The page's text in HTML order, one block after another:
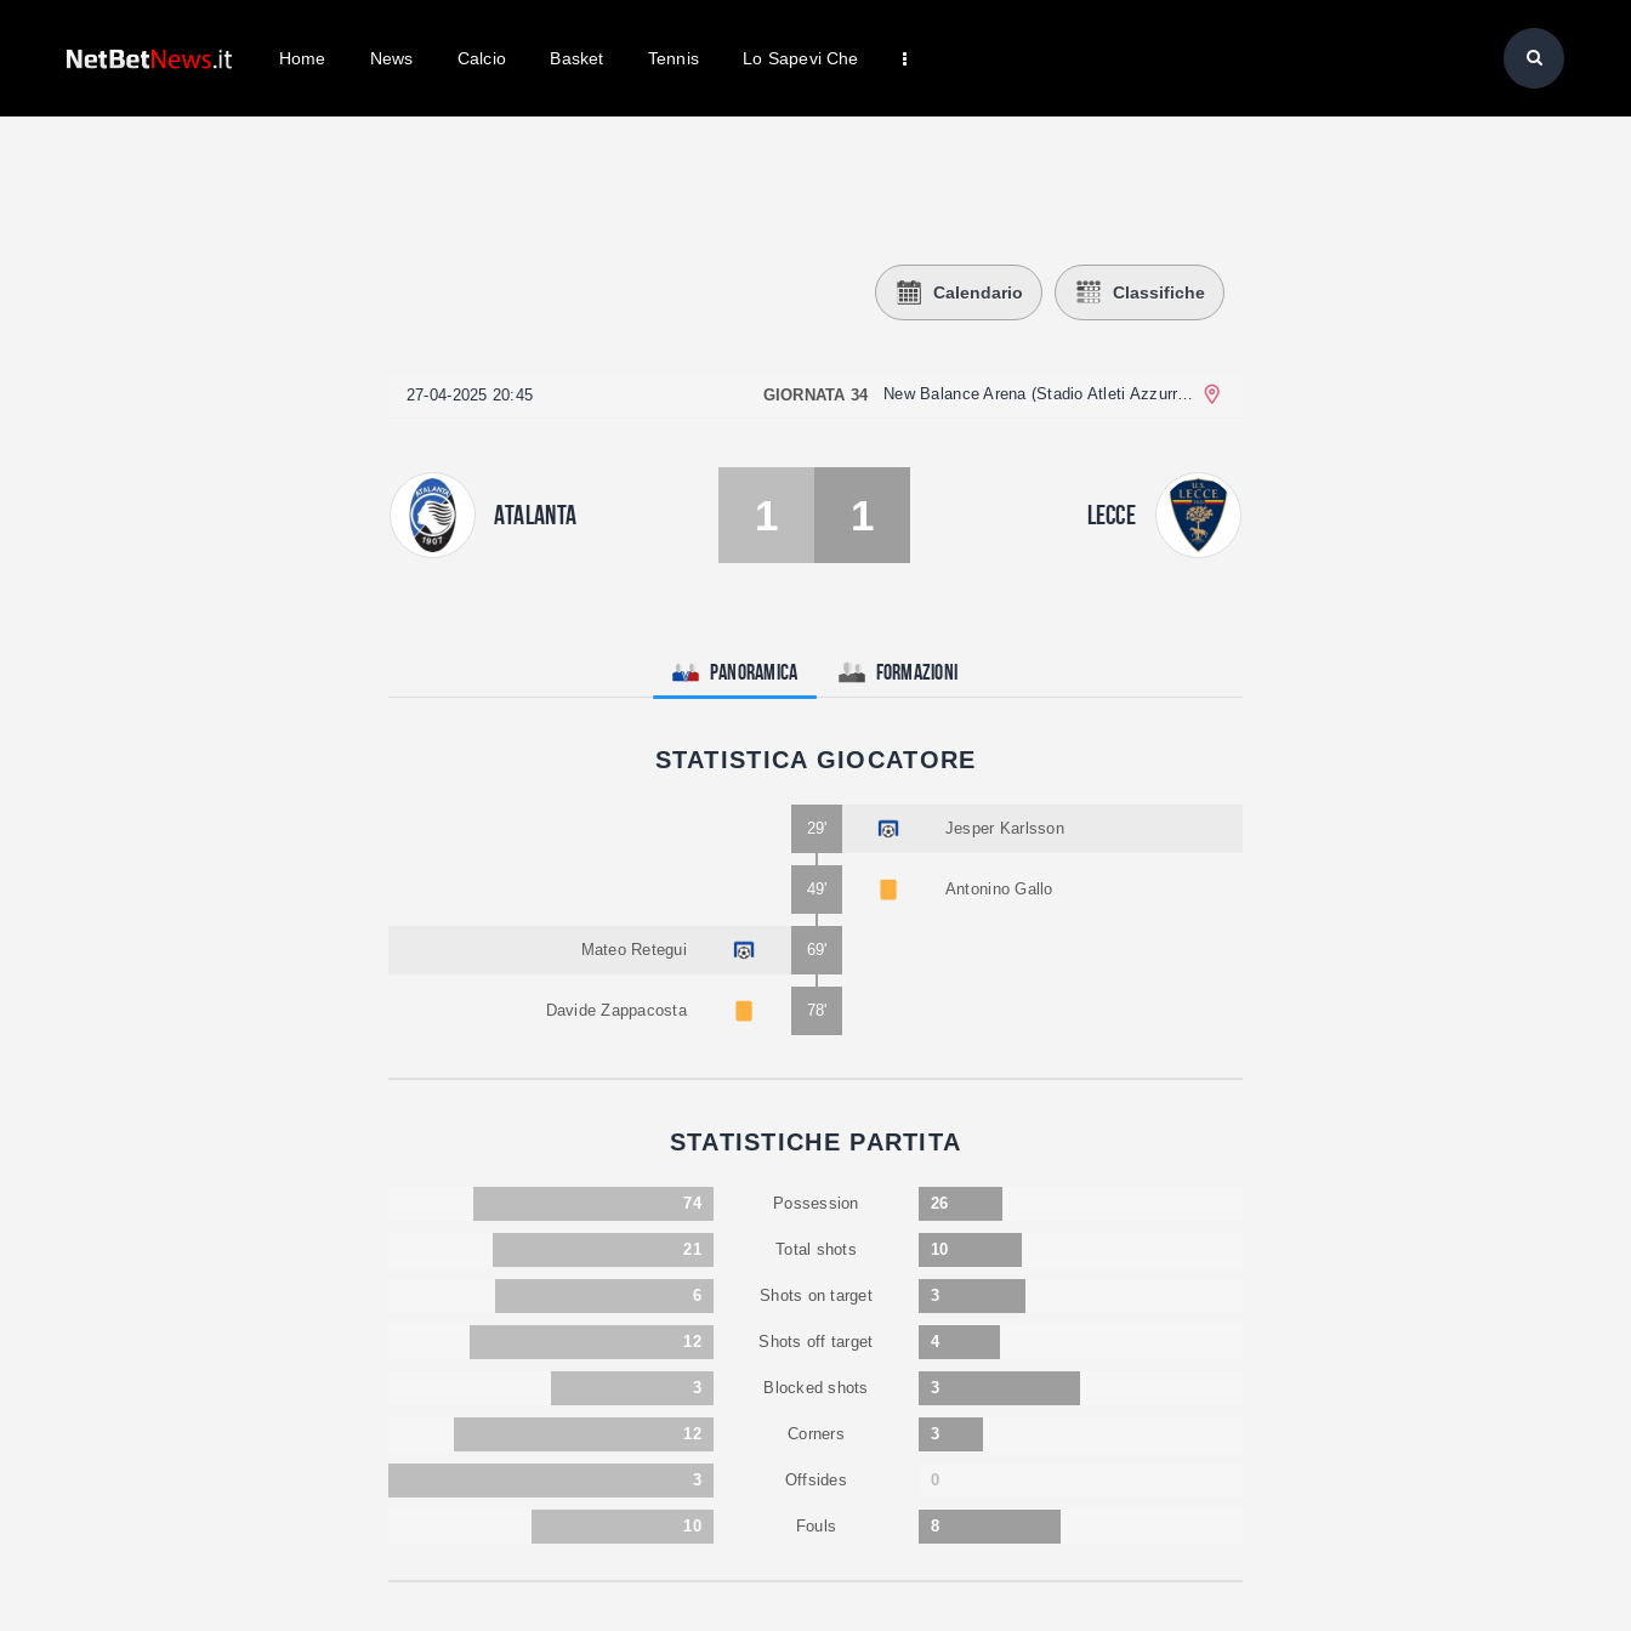
Home News Calcio Basket Tennis Lo Sapevi Che
News
Calendario Classifiche
27-04-2025 20:45 GIORNATA 34 New Balance Arena (Stadio Atleti Azzurri d'Italia)
ATALANTA LECCE
1 1
Panoramica Formazioni
STATISTICA GIOCATORE
29' Jesper Karlsson
49' Antonino Gallo
Mateo Retegui 69'
Davide Zappacosta 78'
STATISTICHE PARTITA
74 Possession 26
21 Total shots 10
6 Shots on target 3
12 Shots off target 4
3 Blocked shots 3
12 Corners 3
3 Offsides 0
10 Fouls 8